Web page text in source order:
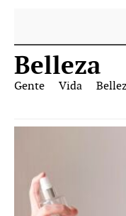
Belleza
Gente Vida